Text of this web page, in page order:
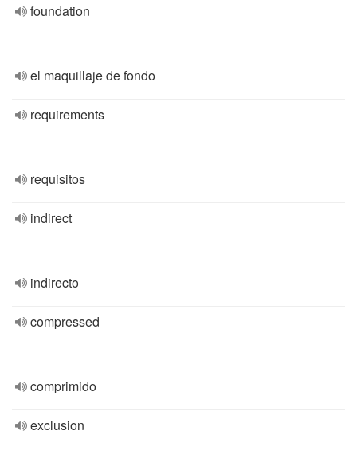
foundation
el maquillaje de fondo
requirements
requisitos
indirect
indirecto
compressed
comprimido
exclusion